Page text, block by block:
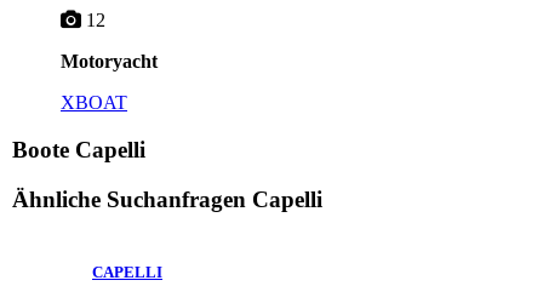
12
Motoryacht
XBOAT
Boote Capelli
Ähnliche Suchanfragen Capelli
CAPELLI